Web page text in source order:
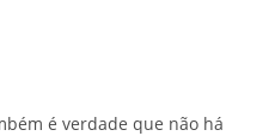
é verdade que não há